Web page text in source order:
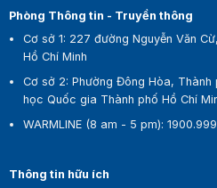
Phòng Thông tin - Truyền thông
Cơ sở 1: 227 đường Nguyễn Văn
Hồ Chí Minh
Cơ sở 2: Phường Đông Hòa, Thành
học Quốc gia Thành phố Hồ Chí
WARMLINE (8 am - 5 pm):
Thông tin hữu ích